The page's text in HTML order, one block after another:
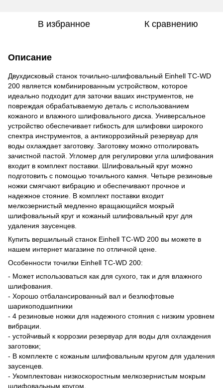
В избранное К сравнению
Описание
Двухдисковый станок точильно-шлифовальный Einhell TC-WD
200 является комбинированным устройством, которое
идеально подходит для заточки ваших инструментов, не
повреждая обрабатываемую деталь с использованием
кожаного и влажного шлифовального диска. Универсальное
устройство обеспечивает гибкость для шлифовки широкого
спектра инструментов, а антикоррозийный резервуар для
воды охлаждает заготовку. Заготовку можно отполировать
зачистной пастой. Угломер для регулировки угла шлифования
входит в комплект поставки. Шлифовальный круг можно
подготовить с помощью точильного камня. Четыре резиновые
ножки смягчают вибрацию и обеспечивают прочное и
надежное стояние. В комплект поставки входит
мелкозернистый медленно вращающийся мокрый
шлифовальный круг и кожаный шлифовальный круг для
удаления заусенцев.
Купить вершильный станок Einhell TC-WD 200 вы можете в
нашем интернет магазине по отличной цене.
Особенности точилки Einhell TC-WD 200:
- Может использоваться как для сухого, так и для влажного
шлифования.
- Хорошо отбалансированный вал и безлюфтовые
шарикоподшипники
- 4 резиновые ножки для надежного стояния с низким уровнем
вибрации.
- устойчивый к коррозии резервуар для воды для охлаждения
заготовки;
- В комплекте с кожаным шлифовальным кругом для удаления
заусенцев.
- Укомплектован низкоскоростным мелкозернистым мокрым
шлифовальным кругом.